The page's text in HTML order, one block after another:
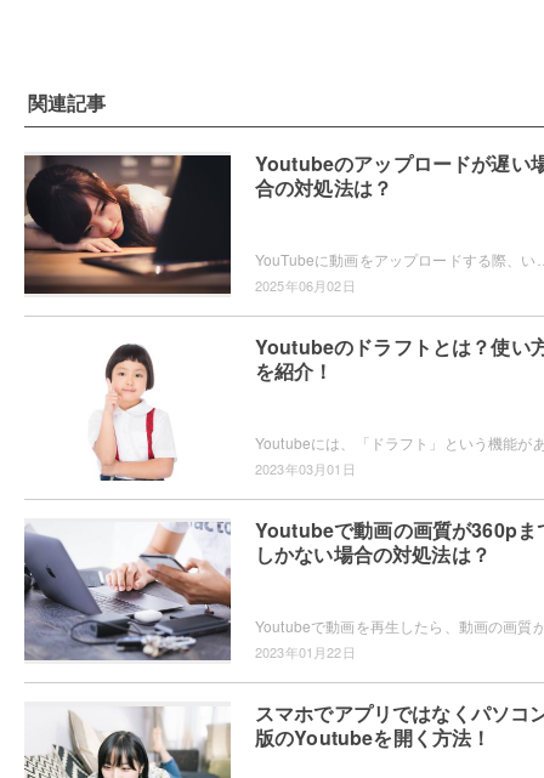
関連記事
Youtubeのアップロードが遅い
合の対処法は？
2025年06月02日
Youtubeのドラフトとは？使い
を紹介！
2023年03月01日
Youtubeで動画の画質が360pま
しかない場合の対処法は？
2023年01月22日
スマホでアプリではなくパソコ
版のYoutubeを開く方法！